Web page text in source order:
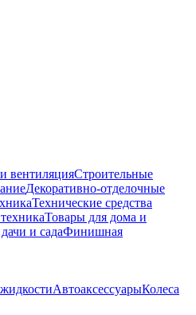
вентиляцияСтроительные
Декоративно-отделочные
Технические средства
Товары для дома и
и садаФинишная
АвтоаксессуарыКолеса